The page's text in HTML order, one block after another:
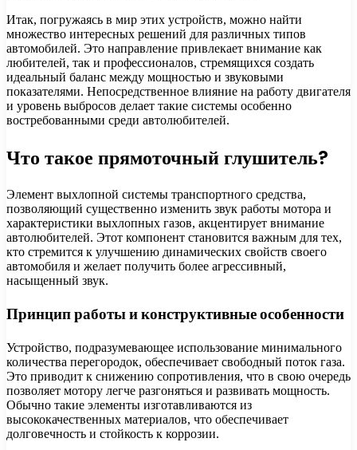
Итак, погружаясь в мир этих устройств, можно найти
множество интересных решений для различных типов
автомобилей. Это направление привлекает внимание как
любителей, так и профессионалов, стремящихся создать
идеальный баланс между мощностью и звуковыми
показателями. Непосредственное влияние на работу двигателя
и уровень выбросов делает такие системы особенно
востребованными среди автолюбителей.
Что такое прямоточный глушитель?
Элемент выхлопной системы транспортного средства,
позволяющий существенно изменить звук работы мотора и
характеристики выхлопных газов, акцентирует внимание
автолюбителей. Этот компонент становится важным для тех,
кто стремится к улучшению динамических свойств своего
автомобиля и желает получить более агрессивный,
насыщенный звук.
Принцип работы и конструктивные особенности
Устройство, подразумевающее использование минимального
количества перегородок, обеспечивает свободный поток газа.
Это приводит к снижению сопротивления, что в свою очередь
позволяет мотору легче разгоняться и развивать мощность.
Обычно такие элементы изготавливаются из
высококачественных материалов, что обеспечивает
долговечность и стойкость к коррозии.